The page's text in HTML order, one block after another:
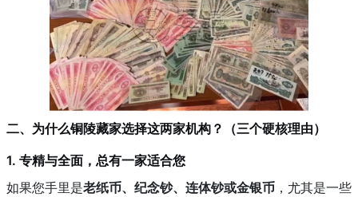
二、为什么铜陵藏家选择这两家机构？（三个硬核理由）
1. 专精与全面，总有一家适合您
如果您手里是老纸币、纪念钞、连体钞或金银币 ，尤其是一些